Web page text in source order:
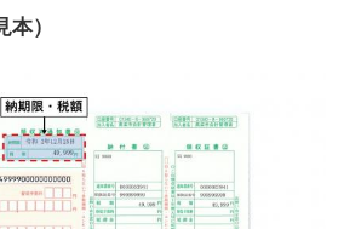
）